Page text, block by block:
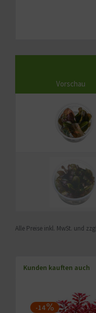
Vorschau
Alle Preise inkl. MwSt. und
Kunden kauften auch
-14